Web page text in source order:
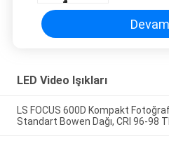
LED Video Işıkları
LS FOCUS 600D Kompakt Fotoğraf
Standart Bowen Dağı, CRI 96-98